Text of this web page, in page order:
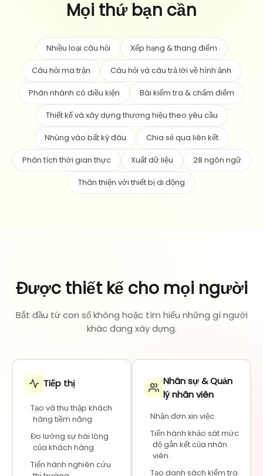
Mọi thứ bạn cần
Nhiều loại câu hỏi
Xếp hạng & thang điểm
Câu hỏi ma trận
Câu hỏi và câu trả lời về hình ảnh
Phân nhánh có điều kiện
Bài kiểm tra & chấm điểm
Thiết kế và xây dựng thương hiệu theo yêu cầu
Nhúng vào bất kỳ đâu
Chia sẻ qua liên kết
Phân tích thời gian thực
Xuất dữ liệu
28 ngôn ngữ
Thân thiện với thiết bị di động
Được thiết kế cho mọi người
Bắt đầu từ con số không hoặc tìm hiểu những gì người
khác đang xây dựng.
Tiếp thị
· Tạo và thu thập khách
hàng tiềm năng
· Đo lường sự hài lòng
của khách hàng
· Tiến hành nghiên cứu
Nhân sự & Quản
lý nhân viên
· Nhận đơn xin việc
· Tiến hành khảo sát mức
độ gắn kết của nhân
viên.
· Tạo danh sách kiểm tra